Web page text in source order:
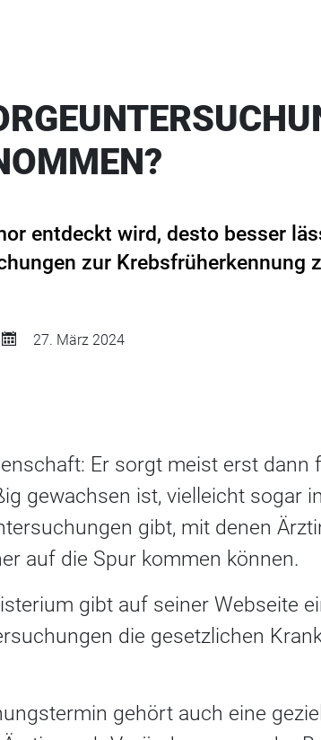
entdeckt wird, desto besser
zur Krebsfrüherkennung
27. März 2024
Er sorgt meist erst dann
gewachsen ist, vielleicht sogar
gibt, mit denen
auf die Spur kommen können.
gibt auf seiner Webseite
die gesetzlichen
gehört auch eine